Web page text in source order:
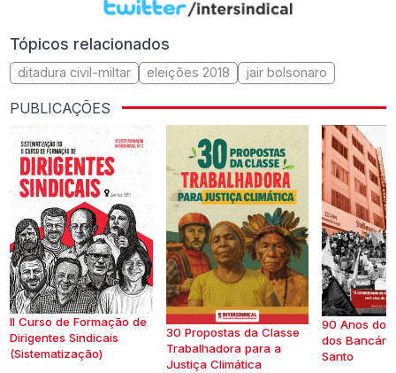
Tópicos relacionados
ditadura civil-miltar eleições 2018 jair bolsonaro
PUBLICAÇÕES
II Curso de Formação de
Dirigentes Sindicais
(Sistematização)
30 Propostas da Classe
Trabalhadora para a
Justiça Climática
90 Anos do
dos
Santo